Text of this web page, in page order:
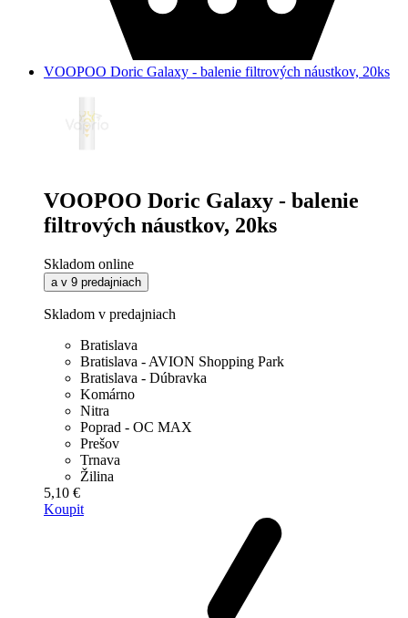
VOOPOO Doric Galaxy - balenie filtrových náustkov, 20ks
VOOPOO Doric Galaxy - balenie
filtrových náustkov, 20ks
Skladom online
a v 9 predajniach
Skladom v predajniach
Bratislava
Bratislava - AVION Shopping Park
Bratislava - Dúbravka
Komárno
Nitra
Poprad - OC MAX
Prešov
Trnava
Žilina
5,10 €
Koupit